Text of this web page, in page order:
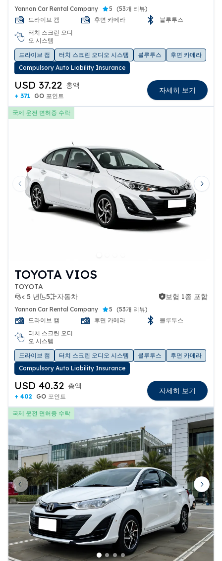
Yannan Car Rental Company 5 (53개 리뷰)
드라이브 캠
후면 카메라
블루투스
터치 스크린 오디
오 시스템
드라이브 캠
터치 스크린 오디오 시스템 블루투스
후면 카메라
Compulsory Auto Liability Insurance
USD 37.22 총액
+ 371 GO 포인트
자세히 보기
국제 운전 면허증 수락
Previous slide Next
TOYOTA VIOS
TOYOTA
< 5 년
5 자동차
보험 1종 포함 보험 1종 포함
Yannan Car Rental Company 5 (53개 리뷰)
드라이브 캠
후면 카메라
블루투스
터치 스크린 오디
오 시스템
드라이브 캠
터치 스크린 오디오 시스템 블루투스
후면 카메라
Compulsory Auto Liability Insurance
USD 40.32 총액
+ 402 GO 포인트
자세히 보기
국제 운전 면허증 수락
Previous slide Next